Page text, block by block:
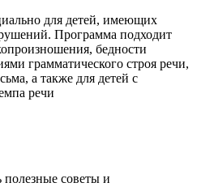
для детей, имеющих
Программа подходит
бедности
грамматического строя речи,
а также для детей с
речи
советы и